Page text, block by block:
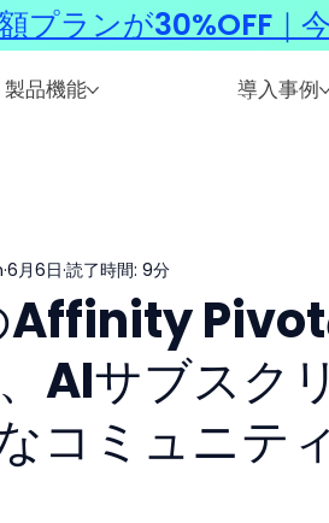
製品機能 導入事例
Pivot
AIサブスク
コミュニティ
6月6日 読了時間: 9分
プランが30%OFF｜